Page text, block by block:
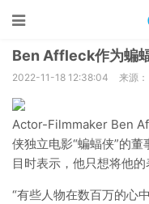
Ben Affleck作为蝙
2022-11-18 12:38:04 来源：
Actor-Filmmaker Ben
侠独立电影“蝙蝠侠”的
目时表示，他只想将他的
“有些人物在数百万的心